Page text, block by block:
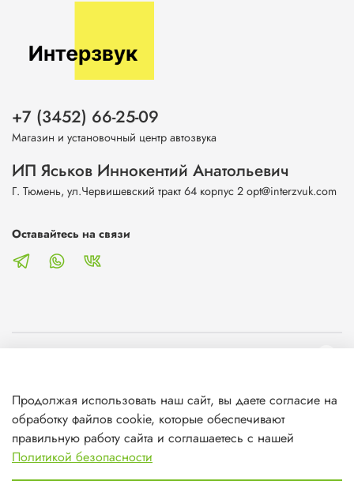
Клиентам
Информация
+7 (3452) 66-25-09
Магазин и установочный центр автозвука
ИП Яськов Иннокентий Анатольевич
Г. Тюмень, ул.Червишевский тракт 64 корпус 2 opt@interzvuk.com
Оставайтесь на связи
Продолжая использовать наш сайт, вы даете согласие на
обработку файлов cookie, которые обеспечивают
правильную работу сайта и соглашаетесь с нашей
Политикой безопасности